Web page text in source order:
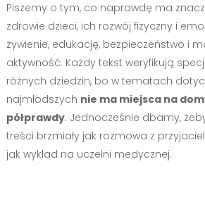
Piszemy o tym, co naprawdę ma
zdrowie dzieci, ich rozwój fizyczny i
żywienie, edukację, bezpieczeństwo i
aktywność. Każdy tekst weryfikują
różnych dziedzin, bo w tematach
najmłodszych nie ma miejsca na
półprawdy. Jednocześnie dbamy,
treści brzmiały jak rozmowa z
jak wykład na uczelni medycznej.